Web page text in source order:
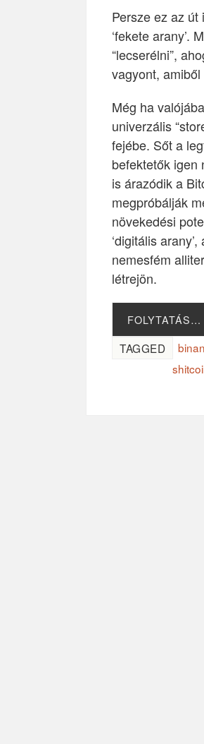
Persze ez az
‘fekete arany’.
“lecserélni”,
vagyont,
Még ha
univerzális
fejébe. Sőt a
befektetők igen
is árazódik a
megpróbálják
növekedési
‘digitális
nemesfém
létrejön.
FOLYTATÁS…
TAGGED